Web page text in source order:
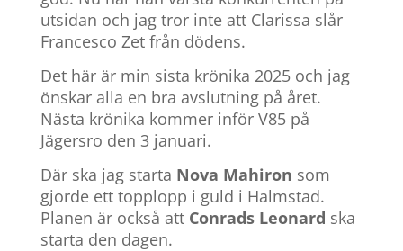
utsidan och jag tror inte att Clarissa slår
Francesco Zet från dödens.
Det här är min sista krönika 2025 och jag
önskar alla en bra avslutning på året.
Nästa krönika kommer inför V85 på
Jägersro den 3 januari.
Där ska jag starta Nova Mahiron som
gjorde ett topplopp i guld i Halmstad.
Planen är också att Conrads Leonard ska
starta den dagen.